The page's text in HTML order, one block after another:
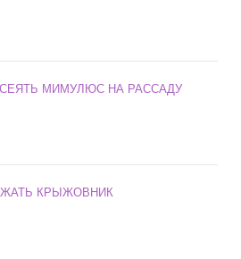
МИМУЛЮС НА РАССАДУ
КРЫЖОВНИК